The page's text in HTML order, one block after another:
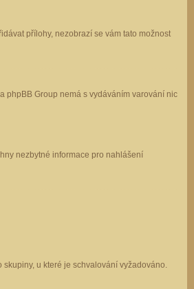
přílohy, nezobrazí se vám tato možnost
phpBB Group nemá s vydáváním varování nic
nezbytné informace pro nahlášení
u které je schvalování vyžadováno.